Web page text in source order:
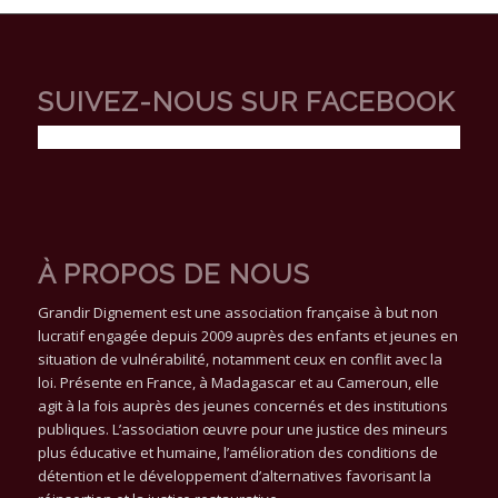
SUIVEZ-NOUS SUR FACEBOOK
À PROPOS DE NOUS
Grandir Dignement est une association française à but non
lucratif engagée depuis 2009 auprès des enfants et jeunes en
situation de vulnérabilité, notamment ceux en conflit avec la
loi. Présente en France, à Madagascar et au Cameroun, elle
agit à la fois auprès des jeunes concernés et des institutions
publiques. L’association œuvre pour une justice des mineurs
plus éducative et humaine, l’amélioration des conditions de
détention et le développement d’alternatives favorisant la